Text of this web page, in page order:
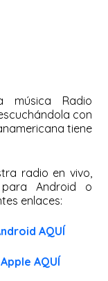
Radio
con
tiene
radio en vivo,
para Android o
enlaces:
AQUÍ
Apple AQUÍ